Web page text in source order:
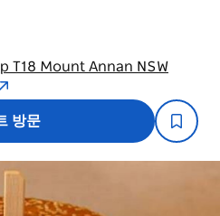
T18 Mount Annan NSW
방문